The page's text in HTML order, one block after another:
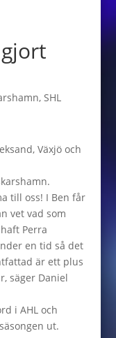
, SHL
Växjö och
till oss! I Ben får
vet vad som
Perra
en tid så det
är ett plus
säger Daniel
i AHL och
ut.